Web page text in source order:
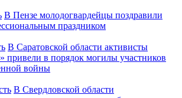
В Пензе молодогвардейцы поздравили
праздником
В Саратовской области активисты
привели в порядок могилы участников
войны
В Свердловской области